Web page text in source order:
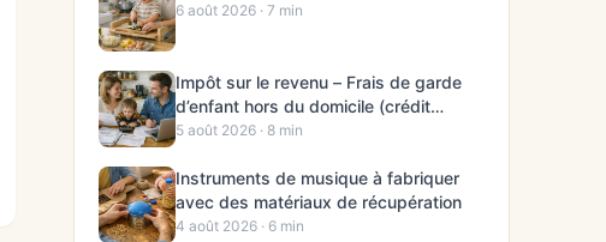
6 août 2026 · 7 min
Impôt sur le revenu – Frais de garde
d’enfant hors du domicile (crédit
d’impôt)
5 août 2026 · 8 min
Instruments de musique à fabriquer
avec des matériaux de récupération
4 août 2026 · 6 min